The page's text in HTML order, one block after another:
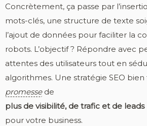
Concrètement, ça passe par
mots-clés, une structure de texte
l’ajout de données pour faciliter la
robots. L’objectif ? Répondre avec
attentes des utilisateurs tout en
algorithmes. Une stratégie SEO bien
promessede
plus de visibilité, de trafic et de leads
pour votre business.